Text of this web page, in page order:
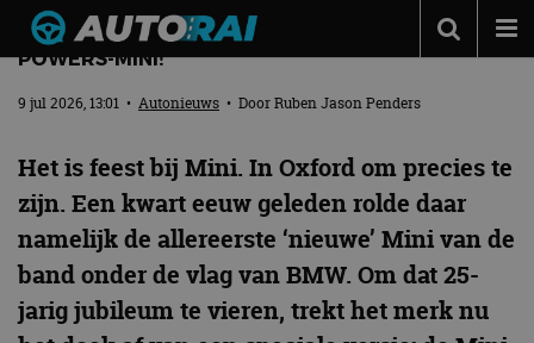
Autotests
Automerken
Adverteren
Contact
GROOVY BABY: MINI INTRODUCEERT AUSTIN
POWERS-MINI!
9 jul 2026, 13:01 • Autonieuws • DoorRuben Jason Penders
Het is feest bij Mini. In Oxford om precies te
zijn. Een kwart eeuw geleden rolde daar
namelijk de allereerste ‘nieuwe’ Mini van de
band onder de vlag van BMW. Om dat 25-
jarig jubileum te vieren, trekt het merk nu